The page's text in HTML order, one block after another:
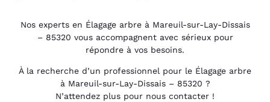
Nos experts en Élagage arbre à Mareuil-sur-Lay-Dissais
– 85320 vous accompagnent avec sérieux pour
répondre à vos besoins.
À la recherche d’un professionnel pour le Élagage arbre
à Mareuil-sur-Lay-Dissais – 85320 ?
N’attendez plus pour nous contacter !